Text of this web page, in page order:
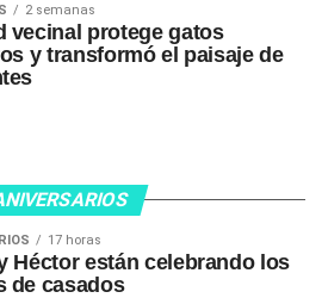
2 semanas
vecinal protege gatos
y transformó el paisaje de
17 horas
Héctor están celebrando los
de casados